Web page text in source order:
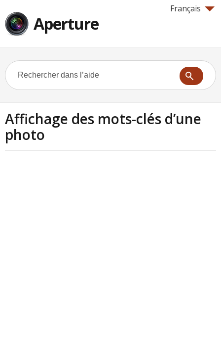
Français
Aperture
Affichage des mots-clés d’une
photo